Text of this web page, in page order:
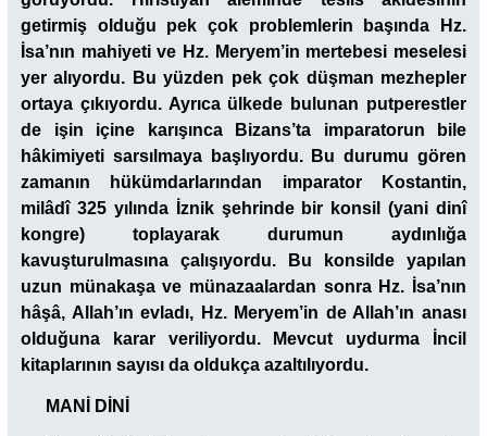
getirmiş olduğu pek çok problemlerin başında Hz.
İsa’nın mahiyeti ve Hz. Meryem’in mertebesi meselesi
yer alıyordu. Bu yüzden pek çok düşman mezhepler
ortaya çıkıyordu. Ayrıca ülkede bulunan putperestler
de işin içine karışınca Bizans’ta imparatorun bile
hâkimiyeti sarsılmaya başlıyordu. Bu durumu gören
zamanın hükümdarlarından imparator Kostantin,
milâdî 325 yılında İznik şehrinde bir konsil (yani dinî
kongre) toplayarak durumun aydınlığa
kavuşturulmasına çalışıyordu. Bu konsilde yapılan
uzun münakaşa ve münazaalardan sonra Hz. İsa’nın
hâşâ, Allah’ın evladı, Hz. Meryem’in de Allah’ın anası
olduğuna karar veriliyordu. Mevcut uydurma İncil
kitaplarının sayısı da oldukça azaltılıyordu.
MANİ DİNİ